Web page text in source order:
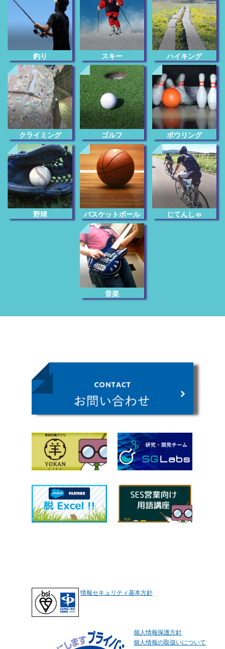
釣り スキー ハイキング
クライミング ゴルフ ボウリング
野球 バスケットボール じてんしゃ
音楽
情報セキュリティ基本方針
個人情報保護方針
個人情報の取扱いについて